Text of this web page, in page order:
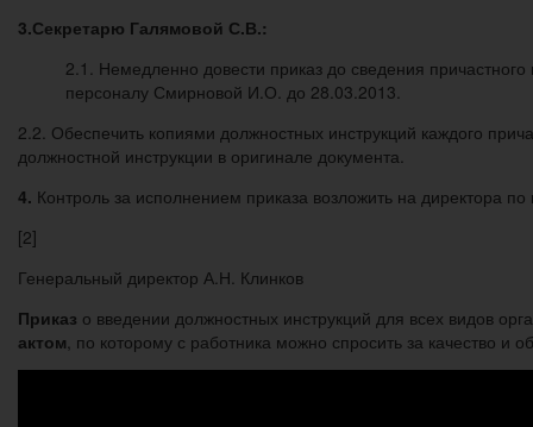
3.Секретарю Галямовой С.В.:
2.1. Немедленно довести приказ до сведения
персоналу Смирновой И.О. до 28.03.2013.
2.2. Обеспечить копиями должностных инструкций каждого
должностной инструкции в оригинале документа.
4. Контроль за исполнением приказа возложить на директора
[2]
Генеральный директор А.Н. Клинков
Приказ о введении должностных инструкций для всех видов
актом , по которому с работника можно спросить за качество